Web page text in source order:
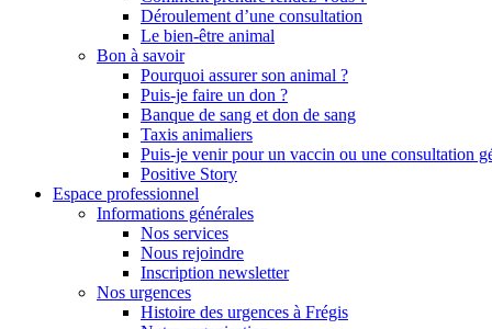
Déroulement d’une consultation
Le bien-être animal
Bon à savoir
Pourquoi assurer son animal ?
Puis-je faire un don ?
Banque de sang et don de sang
Taxis animaliers
Puis-je venir pour un vaccin ou une consultation
Positive Story
Espace professionnel
Informations générales
Nos services
Nous rejoindre
Inscription newsletter
Nos urgences
Histoire des urgences à Frégis